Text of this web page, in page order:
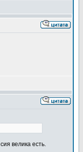
велика есть.